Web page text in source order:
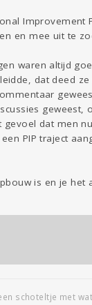
en mee uit te
waren altijd
dat deed
dat men
PIP traject
is en je
schoteltje met